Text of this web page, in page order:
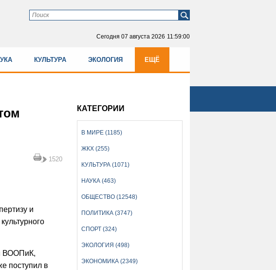
Сегодня 07 августа 2026 11:59:00
КУЛЬТУРА ЭКОЛОГИЯ ЕЩЁ
1520
и
ВООПиК,
поступил в
КАТЕГОРИИ
В МИРЕ (1185)
ЖКХ (255)
КУЛЬТУРА (1071)
НАУКА (463)
ОБЩЕСТВО (12548)
ПОЛИТИКА (3747)
СПОРТ (324)
ЭКОЛОГИЯ (498)
ЭКОНОМИКА (2349)